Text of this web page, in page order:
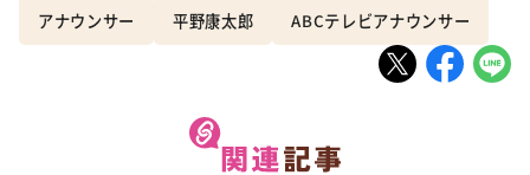
アナウンサー 平野康太郎 ABCテレビアナウンサー